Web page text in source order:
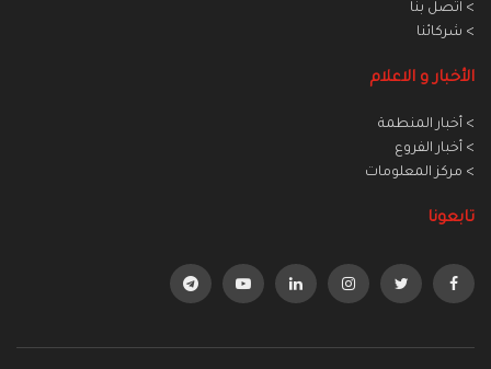
> اتصل بنا
> شركائنا
الأخبار و الاعلام
> أخبار المنطمة
> أخبار الفروع
> مركز المعلومات
تابعونا